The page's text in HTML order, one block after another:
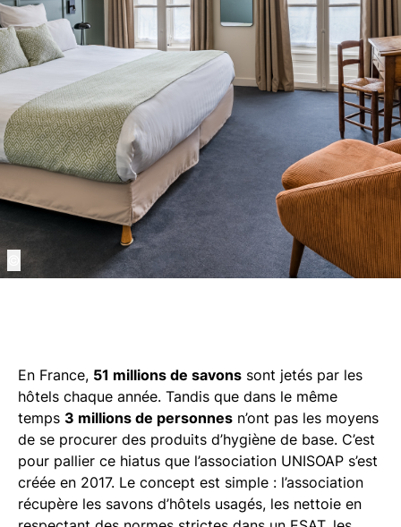
En France, 51 millions de savons sont jetés par les
hôtels chaque année. Tandis que dans le même
temps 3 millions de personnes n’ont pas les moyens
de se procurer des produits d’hygiène de base. C’est
pour pallier ce hiatus que l’association UNISOAP s’est
créée en 2017. Le concept est simple : l’association
récupère les savons d’hôtels usagés, les nettoie en